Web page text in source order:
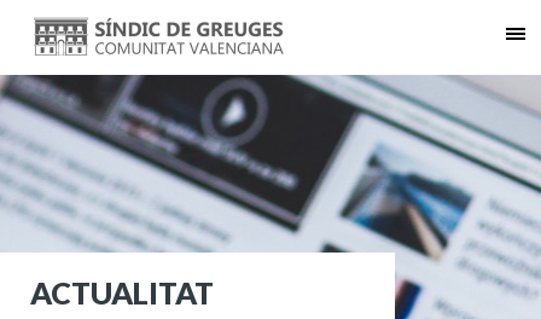
ACTUALITAT